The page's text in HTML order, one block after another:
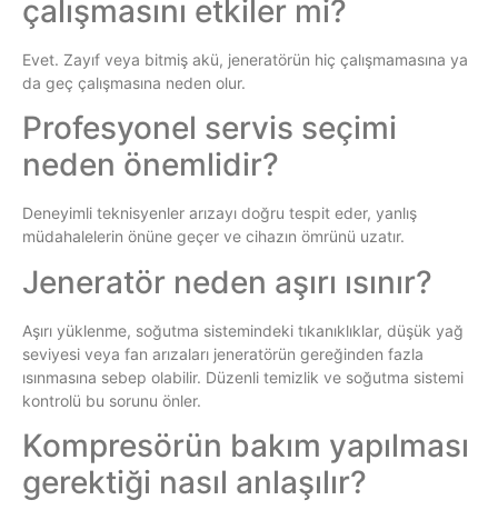
çalışmasını etkiler mi?
Evet. Zayıf veya bitmiş akü, jeneratörün hiç çalışmamasına ya
da geç çalışmasına neden olur.
Profesyonel servis seçimi
neden önemlidir?
Deneyimli teknisyenler arızayı doğru tespit eder, yanlış
müdahalelerin önüne geçer ve cihazın ömrünü uzatır.
Jeneratör neden aşırı ısınır?
Aşırı yüklenme, soğutma sistemindeki tıkanıklıklar, düşük yağ
seviyesi veya fan arızaları jeneratörün gereğinden fazla
ısınmasına sebep olabilir. Düzenli temizlik ve soğutma sistemi
kontrolü bu sorunu önler.
Kompresörün bakım yapılması
gerektiği nasıl anlaşılır?